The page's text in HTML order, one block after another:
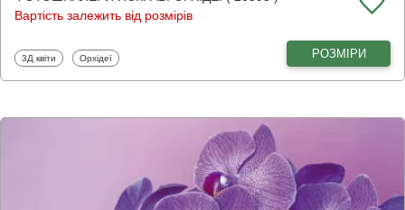
Вартість залежить від розмірів
Фотошпалери
3Д квіти Фотошпалери
Орхідеї РОЗМІРИ